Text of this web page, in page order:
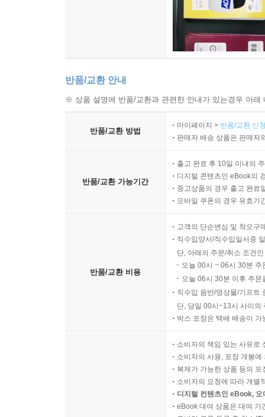
반품/교환 안내
※ 상품 설명에 반품/교환과 관련한 안내가 있는경우 아
반품/교환 방법
마이페이지 > 반품/교환 신
판매자 배송 상품은 판매자
반품/교환 가능기간
출고 완료 후 10일 이내의
디지털 콘텐츠인 eBook의
중고상품의 경우 출고 완료
모바일 쿠폰의 경우 유효기
반품/교환 비용
고객의 단순변심 및 착오구
직수입양서/직수입일서중
단, 아래의 주문/취소 조건
오늘 00시 ~ 06시 30분
오늘 06시 30분 이후 주
직수입 음반/영상물/기프트
단, 당일 00시~13시 사이의
박스 포장은 택배 배송이
소비자의 책임 있는 사유로
소비자의 사용, 포장 개봉
복제가 가능한 상품 등의
소비자의 요청에 따라 개별
디지털 컨텐츠인 eBook,
eBook 대여 상품은 대여 기